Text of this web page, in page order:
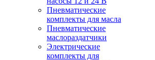
Пневматические
комплекты для масла
Пневматические
маслораздатчики
Электрические
комплекты для